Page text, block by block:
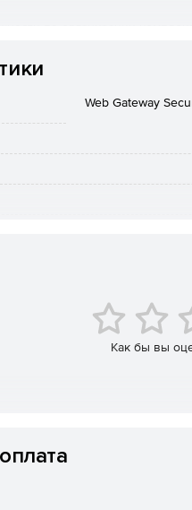
по организации
информационного
гигантские
протокол для передачи
конфигурации.
Web Gateway
Как бы вы